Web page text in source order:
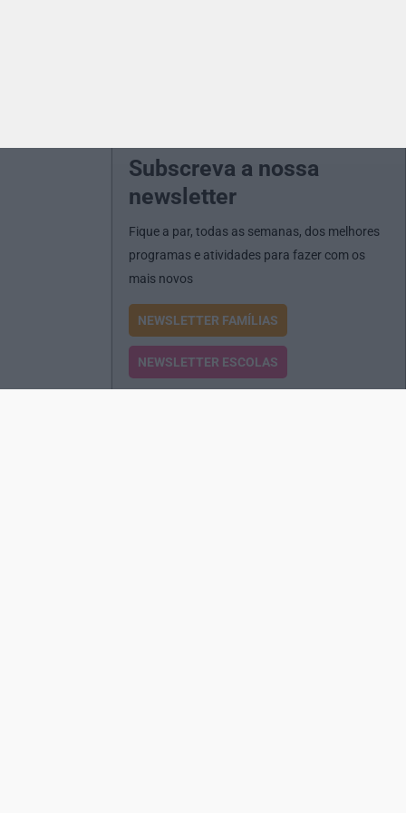
Subscreva a nossa
newsletter
Fique a par, todas as semanas, dos melhores
programas e atividades para fazer com os
mais novos
NEWSLETTER FAMÍLIAS
NEWSLETTER ESCOLAS